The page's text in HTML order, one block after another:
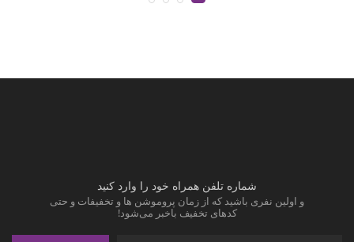
شماره تلفن همراه خود را وارد کنید
و اولین نفری باشید که از زمان پروموشن ها و تخفیفات و حتی
کدهای تخفیف باخبر می‌شود!